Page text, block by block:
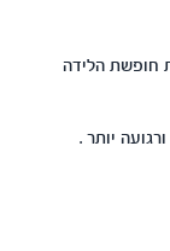
חופשת הלידה